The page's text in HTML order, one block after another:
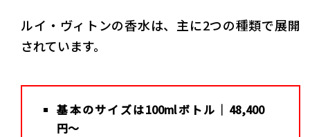
ルイ・ヴィトンの香水は、主に2つの種類で展開
されています。
基本のサイズは100mlボトル｜48,400
円〜